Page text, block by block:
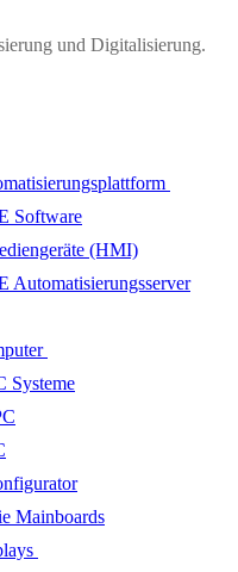
und Digitalisierung.
Software
(HMI)
Automatisierungsserver
Systeme
Mainboards